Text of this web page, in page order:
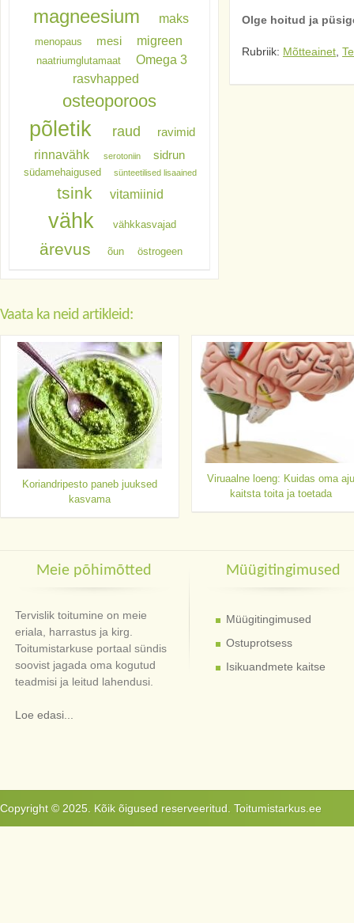
Olge hoitud ja
Rubriik: Mõtteainet
magneesium maks
menopaus mesi migreen
naatriumglutamaat
Omega 3
rasvhapped
osteoporoos
põletik raud ravimid
rinnavähk serotoniin sidrun
südamehaigused sünteetilised lisaained
tsink vitamiinid
vähk vähkkasvajad
ärevus õun östrogeen
Vaata ka neid artikleid:
Koriandripesto paneb juuksed
kasvama
Viruaalne loeng: Kuidas oma aju
kaitsta toita ja toetada
Meie põhimõtted
Tervislik toitumine on meie
eriala, harrastus ja kirg.
Toitumistarkuse portaal sündis
soovist jagada oma kogutud
teadmisi ja leitud lahendusi.
Loe edasi...
Müügitingimused
Müügitingimused
Ostuprotsess
Isikuandmete kaitse
Copyright © 2025. Kõik õigused reserveeritud. Toitumistarkus.ee